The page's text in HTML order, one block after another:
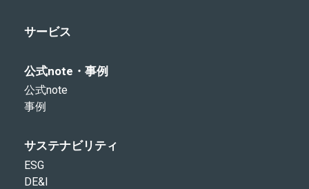
サービス
公式note・事例
公式note
事例
サステナビリティ
ESG
DE&I